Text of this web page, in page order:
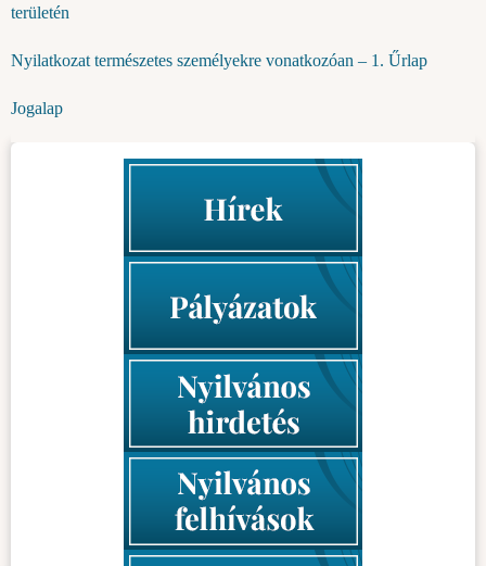
területén
Nyilatkozat természetes személyekre vonatkozóan – 1. Űrlap
Jogalap